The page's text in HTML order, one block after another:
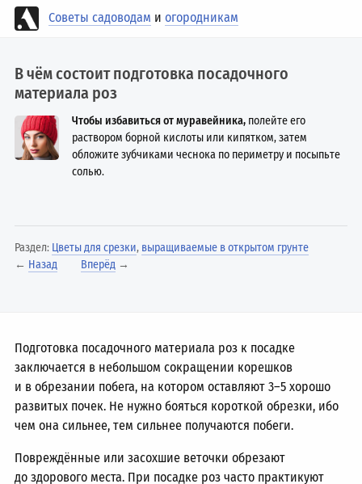
Советы садоводам иогородникам
В чём состоит подготовка посадочного
материала роз
Чтобы избавиться от муравейника, полейте его
раствором борной кислоты или кипятком, затем
обложите зубчиками чеснока по периметру и посыпьте
солью.
Раздел: Цветы для срезки, выращиваемые в открытом грунте
← Назад Вперёд→
Подготовка посадочного материала роз к посадке
заключается в небольшом сокращении корешков
и в обрезании побега, на котором оставляют3–5 хорошо
развитых почек. Не нужно бояться короткой обрезки, ибо
чем она сильнее, тем сильнее получаются побеги.
Повреждённые или засохшие веточки обрезают
до здорового места. При посадке роз часто практикуют